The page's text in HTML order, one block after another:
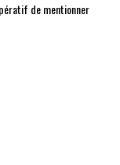
de mentionner